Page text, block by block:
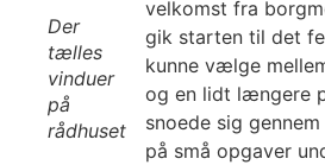
Der
tælles
vinduer
på
rådhuset
velkomst fra
gik starten til det
kunne vælge
og en lidt længere
snoede sig
på små opgaver